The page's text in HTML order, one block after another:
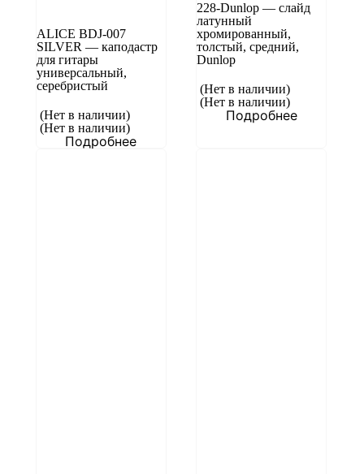
ALICE BDJ-007
SILVER — каподастр
для гитары
универсальный,
серебристый
(Нет в наличии)
(Нет в наличии)
Подробнее
228-Dunlop — слайд
латунный
хромированный,
толстый, средний,
Dunlop
(Нет в наличии)
(Нет в наличии)
Подробнее